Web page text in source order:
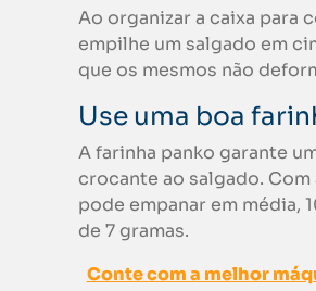
Ao organizar a caixa para
empilhe um salgado em
que os mesmos não
Use uma boa
A farinha panko garante
crocante ao salgado.
pode empanar em média,
de 7 gramas.
Conte com a melhor